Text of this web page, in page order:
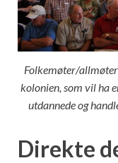
Folkemøter/
kolonien, som vil ha
utdannede og
Direkte